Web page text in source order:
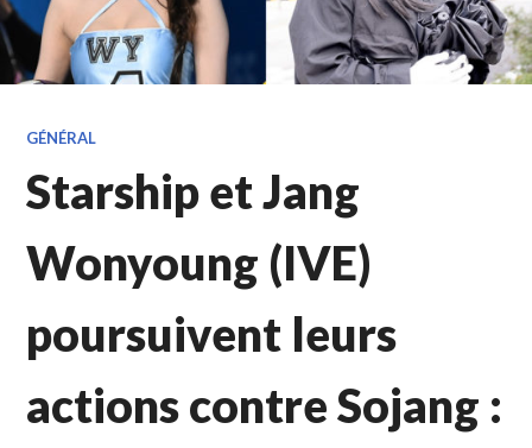
GÉNÉRAL
Starship et Jang
Wonyoung (IVE)
poursuivent leurs
actions contre Sojang :